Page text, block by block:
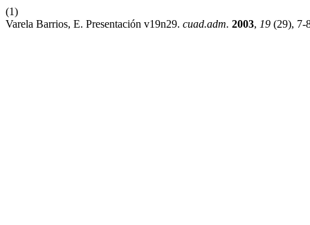
(1)
Varela Barrios, E. Presentación v19n29. cuad.adm. 2003, 19 (29), 7-